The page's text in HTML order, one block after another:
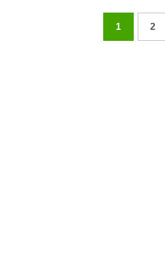
1 2